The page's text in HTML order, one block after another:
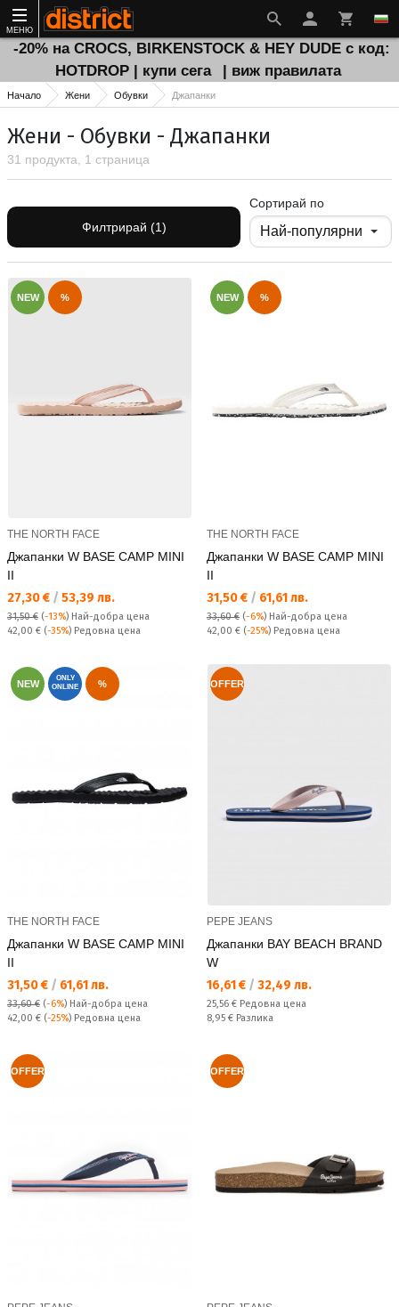
МЕНЮ
-20% на CROCS, BIRKENSTOCK & HEY DUDE с код:
HOTDROP | купи сега
| виж правилата
Начало Жени Обувки Джапанки
Жени - Обувки - Джапанки
31 продукта, 1 страница
Филтрирай (1)
Сортирай по
NEW %
THE NORTH FACE
Джапанки W BASE CAMP MINI
II
Текуща цена:
27,30 € / 53,39 лв.
31,50 € (-13%) Най-добра цена
Редовна цена:
42,00 € (-35%) Редовна цена
NEW %
THE NORTH FACE
Джапанки W BASE CAMP MINI
II
Текуща цена:
31,50 € / 61,61 лв.
33,60 € (-6%) Най-добра цена
Редовна цена:
42,00 € (-25%) Редовна цена
NEW
ONLY
ONLINE
%
THE NORTH FACE
Джапанки W BASE CAMP MINI
II
Текуща цена:
31,50 € / 61,61 лв.
33,60 € (-6%) Най-добра цена
Редовна цена:
42,00 € (-25%) Редовна цена
OFFER
PEPE JEANS
Джапанки BAY BEACH BRAND
W
Текуща цена:
16,61 € / 32,49 лв.
Редовна цена:
25,56 € Редовна цена
Спестявате:
8,95 € Разлика
OFFER OFFER